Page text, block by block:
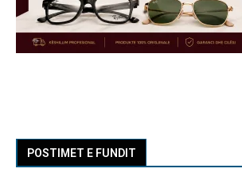
POSTIMET E FUNDIT